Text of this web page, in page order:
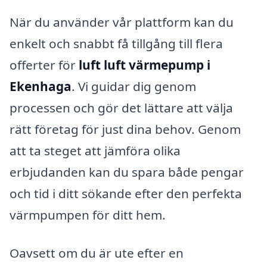
När du använder vår plattform kan du
enkelt och snabbt få tillgång till flera
offerter för luft luft värmepump i
Ekenhaga. Vi guidar dig genom
processen och gör det lättare att välja
rätt företag för just dina behov. Genom
att ta steget att jämföra olika
erbjudanden kan du spara både pengar
och tid i ditt sökande efter den perfekta
värmpumpen för ditt hem.
Oavsett om du är ute efter en